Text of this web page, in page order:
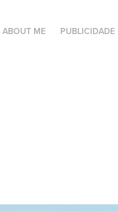
ABOUT ME PUBLICIDADE